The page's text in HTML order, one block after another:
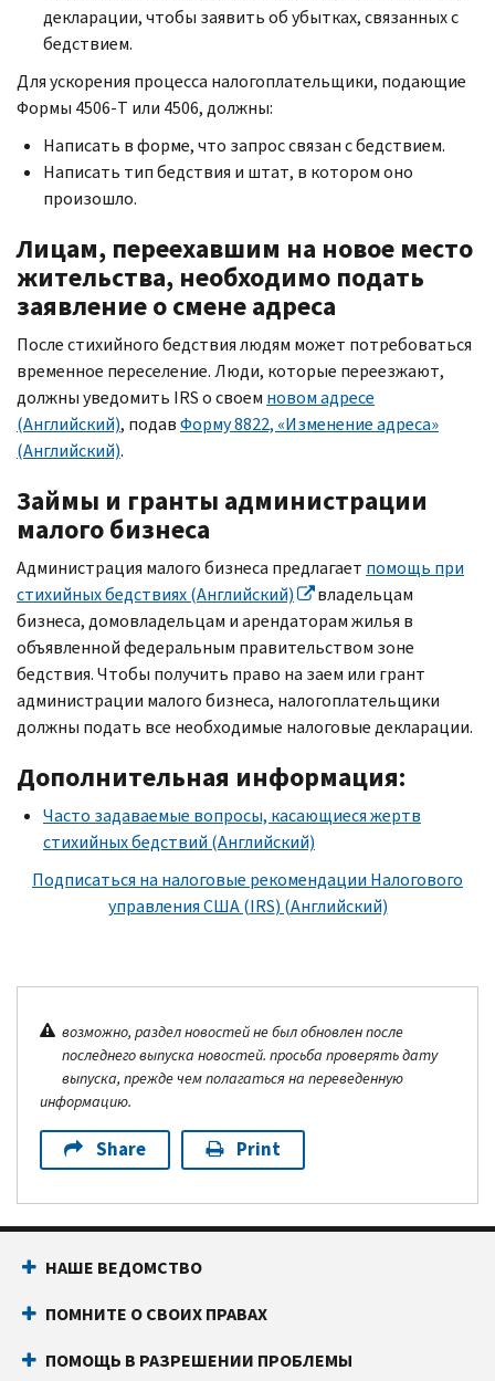
декларации, чтобы заявить об убытках, связанных с
бедствием.
Для ускорения процесса налогоплательщики, подающие
Формы 4506-T или 4506, должны:
Написать в форме, что запрос связан с бедствием.
Написать тип бедствия и штат, в котором оно
произошло.
Лицам, переехавшим на новое место
жительства, необходимо подать
заявление о смене адреса
После стихийного бедствия людям может потребоваться
временное переселение. Люди, которые переезжают,
должны уведомить IRSо своем новом адресе
(Английский), подавФорму 8822, «Изменение адреса»
(Английский).
Займы и гранты администрации
малого бизнеса
Администрация малого бизнеса предлагает помощь при
стихийных бедствиях (Английский)
владельцам
бизнеса, домовладельцам и арендаторам жилья в
объявленной федеральным правительством зоне
бедствия. Чтобы получить право на заем или грант
администрации малого бизнеса, налогоплательщики
должны подать все необходимые налоговые декларации.
Дополнительная информация:
Часто задаваемые вопросы, касающиеся жертв
стихийных бедствий (Английский)
Подписаться на налоговые рекомендации Налогового
управления США (IRS) (Английский)
возможно, раздел новостей не был обновлен после
последнего выпуска новостей. просьба проверять дату
выпуска, прежде чем полагаться на переведенную
информацию.
Share Print
НАШЕ ВЕДОМСТВО
ПОМНИТЕ О СВОИХ ПРАВАХ
ПОМОЩЬ В РАЗРЕШЕНИИ ПРОБЛЕМЫ